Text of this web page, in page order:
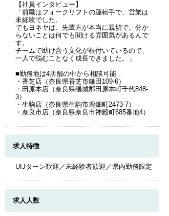
【社員インタビュー】
「前職はフォークリフトの運転手で、営業は
未経験でした。
でもヨネヤは、先輩方が本当に親切で、分か
らないことは何でも聞ける雰囲気があるんで
す。
チームで助け合う文化が根付いているので、
一人で悩むことなく成長できました。」
■勤務地は4店舗の中から相談可能
・香芝店（奈良県香芝市鎌田109-6）
・田原本店（奈良県磯城郡田原本町千代848-
3）
・生駒店（奈良県生駒市鹿畑町2473-7）
・奈良市店（奈良県奈良市神殿町685番地4）
求人特徴
UIJターン歓迎／未経験者歓迎／県内勤務限定
求人人数